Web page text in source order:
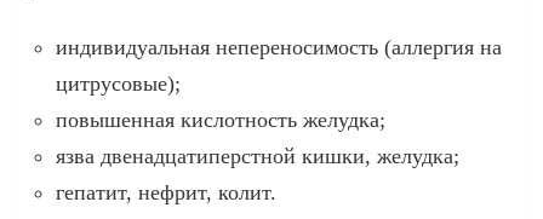
индивидуальная непереносимость (аллергия на
цитрусовые);
повышенная кислотность желудка;
язва двенадцатиперстной кишки, желудка;
гепатит, нефрит, колит.